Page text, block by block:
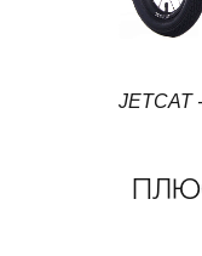
JETCAT